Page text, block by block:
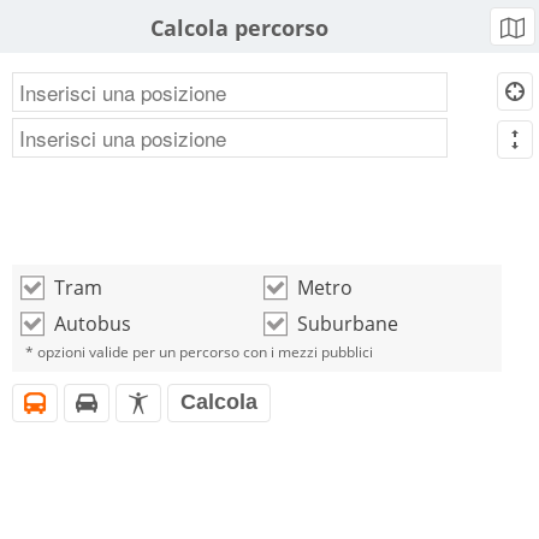
Calcola percorso b
d
m
o Tram o Metro
o Autobus o Suburbane
* opzioni valide per un percorso con i mezzi pubblici
i h l Calcola